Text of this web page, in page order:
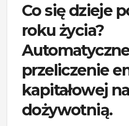
Co się dzieje
roku życia?
przeliczenie
kapitałowej na
dożywotnią.